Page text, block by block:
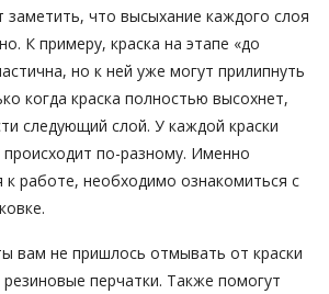
заметить, что высыхание каждого слоя
К примеру, краска на этапе «до
но к ней уже могут прилипнуть
когда краска полностью высохнет,
следующий слой. У каждой краски
по-разному. Именно
к работе, необходимо ознакомиться с
вам не пришлось отмывать от краски
перчатки. Также помогут